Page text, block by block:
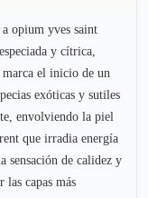
opium yves saint
y cítrica,
el inicio de un
exóticas y sutiles
envolviendo la piel
que irradia energía
sensación de calidez y
las capas más